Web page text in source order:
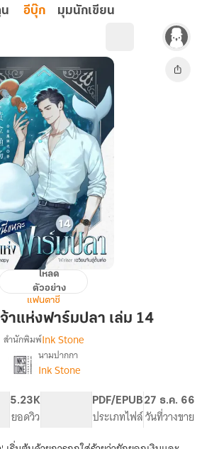
อีบุ๊ก มุมนักเขียน
โหลด
ตัวอย่าง
แฟนตาซี
าแห่งฟาร์มปลา เล่ม 14
เรื่อง
ผม
ฟาร์ม
สำนักพิมพ์Ink Stone
นามปากกา
Ink Stone
5.23K
ยอดวิว
PDF/EPUB
ประเภทไฟล์
27 ธ.ค. 66
วันที่วางขาย